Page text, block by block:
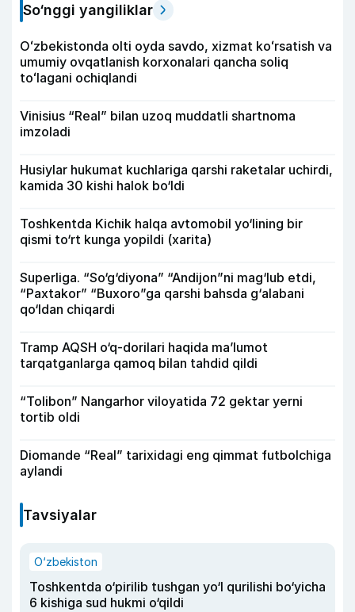
So‘nggi yangiliklar
Oʻzbekistonda olti oyda savdo, xizmat koʻrsatish va
umumiy ovqatlanish korxonalari qancha soliq
toʻlagani ochiqlandi
Vinisius “Real” bilan uzoq muddatli shartnoma
imzoladi
Husiylar hukumat kuchlariga qarshi raketalar uchirdi,
kamida 30 kishi halok bo‘ldi
Toshkentda Kichik halqa avtomobil yo‘lining bir
qismi to‘rt kunga yopildi (xarita)
Superliga. “So‘g‘diyona” “Andijon”ni mag‘lub etdi,
“Paxtakor” “Buxoro”ga qarshi bahsda g‘alabani
qo‘ldan chiqardi
Tramp AQSH o‘q-dorilari haqida ma’lumot
tarqatganlarga qamoq bilan tahdid qildi
“Tolibon” Nangarhor viloyatida 72 gektar yerni
tortib oldi
Diomande “Real” tarixidagi eng qimmat futbolchiga
aylandi
Tavsiyalar
O‘zbekiston
Toshkentda o‘pirilib tushgan yo‘l qurilishi bo‘yicha
6 kishiga sud hukmi o‘qildi